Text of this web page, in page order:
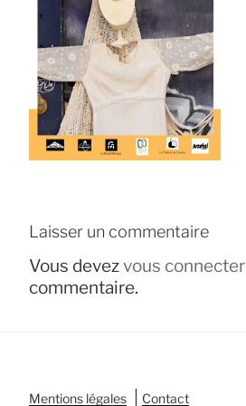
Laisser un commentaire
Vous devezvous connecter
commentaire.
Mentions légales Contact